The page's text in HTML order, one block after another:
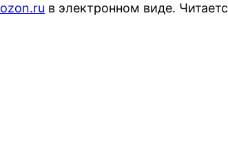
ozon.ru в электронном виде.